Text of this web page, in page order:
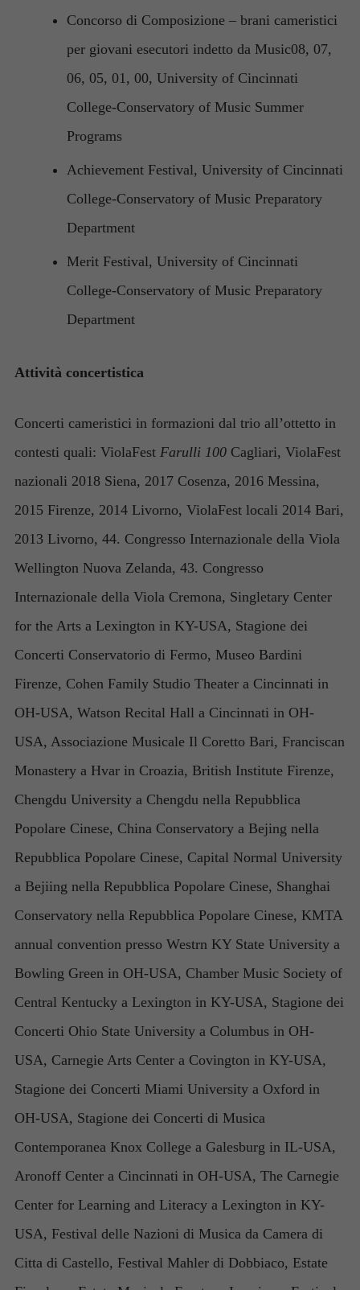
Concorso di Composizione – brani cameristici
per giovani esecutori indetto da Music08, 07,
06, 05, 01, 00, University of Cincinnati
College-Conservatory of Music Summer
Programs
Achievement Festival, University of Cincinnati
College-Conservatory of Music Preparatory
Department
Merit Festival, University of Cincinnati
College-Conservatory of Music Preparatory
Department
Attività concertistica
Concerti cameristici in formazioni dal trio all’ottetto in
contesti quali: ViolaFest Farulli 100 Cagliari, ViolaFest
nazionali 2018 Siena, 2017 Cosenza, 2016 Messina,
2015 Firenze, 2014 Livorno, ViolaFest locali 2014 Bari,
2013 Livorno, 44. Congresso Internazionale della Viola
Wellington Nuova Zelanda, 43. Congresso
Internazionale della Viola Cremona, Singletary Center
for the Arts a Lexington in KY-USA, Stagione dei
Concerti Conservatorio di Fermo, Museo Bardini
Firenze, Cohen Family Studio Theater a Cincinnati in
OH-USA, Watson Recital Hall a Cincinnati in OH-
USA, Associazione Musicale Il Coretto Bari, Franciscan
Monastery a Hvar in Croazia, British Institute Firenze,
Chengdu University a Chengdu nella Repubblica
Popolare Cinese, China Conservatory a Bejing nella
Repubblica Popolare Cinese, Capital Normal University
a Bejiing nella Repubblica Popolare Cinese, Shanghai
Conservatory nella Repubblica Popolare Cinese, KMTA
annual convention presso Westrn KY State University a
Bowling Green in OH-USA, Chamber Music Society of
Central Kentucky a Lexington in KY-USA, Stagione dei
Concerti Ohio State University a Columbus in OH-
USA, Carnegie Arts Center a Covington in KY-USA,
Stagione dei Concerti Miami University a Oxford in
OH-USA, Stagione dei Concerti di Musica
Contemporanea Knox College a Galesburg in IL-USA,
Aronoff Center a Cincinnati in OH-USA, The Carnegie
Center for Learning and Literacy a Lexington in KY-
USA, Festival delle Nazioni di Musica da Camera di
Citta di Castello, Festival Mahler di Dobbiaco, Estate